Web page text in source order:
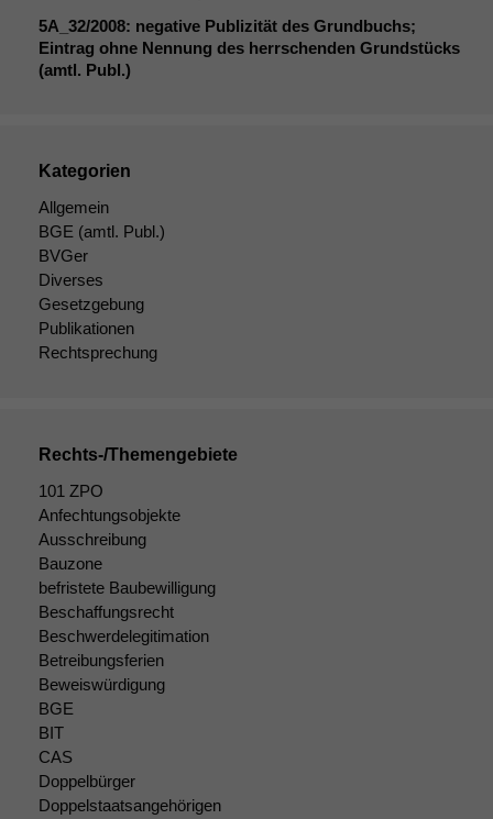
5A_32/2008: negative Publizität des Grundbuchs;
Eintrag ohne Nennung des herrschenden Grundstücks
(amtl. Publ.)
Kategorien
Allgemein
BGE (amtl. Publ.)
BVGer
Diverses
Gesetzgebung
Publikationen
Rechtsprechung
Rechts-/Themengebiete
101 ZPO
Anfechtungsobjekte
Ausschreibung
Bauzone
befristete Baubewilligung
Beschaffungsrecht
Beschwerdelegitimation
Betreibungsferien
Beweiswürdigung
BGE
BIT
CAS
Doppelbürger
Doppelstaatsangehörigen